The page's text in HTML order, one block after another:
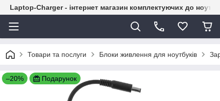
Laptop-Charger - інтернет магазин комплектуючих до
Товари та послуги Блоки живлення для ноутбуків
–20% Подарунок